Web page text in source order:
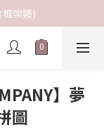
架類)
】夢
圖